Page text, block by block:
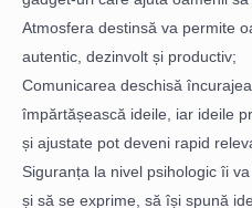
Atmosfera destinsă va permite
autentic, dezinvolt și productiv;
Comunicarea deschisă
împărtășească ideile, iar ideile
și ajustate pot deveni rapid
Siguranța la nivel psihologic îi
și să se exprime, să își spună